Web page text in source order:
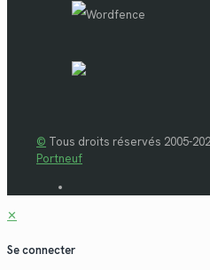
© Tous droits réservés 2005-
Portneuf
✕
Se connecter